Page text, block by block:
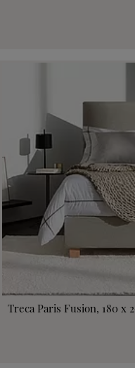
Treca Paris Fusion, 180 x